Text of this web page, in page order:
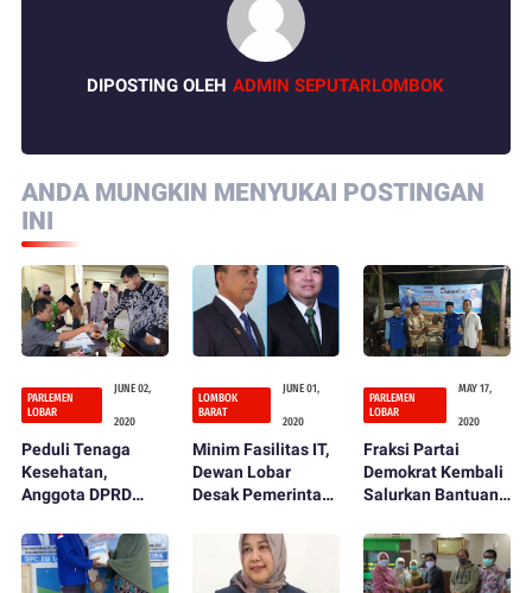
DIPOSTING OLEH ADMIN SEPUTARLOMBOK
ANDA MUNGKIN MENYUKAI POSTINGAN
INI
PARLEMEN
LOBAR
JUNE 02,
2020
Peduli Tenaga
Kesehatan,
Anggota DPRD
Urunan
LOMBOK
BARAT
JUNE 01,
2020
Minim Fasilitas IT,
Dewan Lobar
Desak Pemerintah
Madrasah
PARLEMEN
LOBAR
MAY 17,
2020
Fraksi Partai
Demokrat Kembali
Salurkan Bantuan